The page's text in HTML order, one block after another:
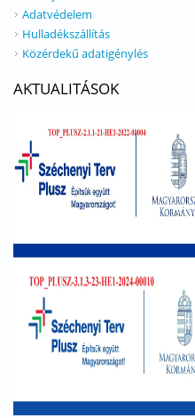
Adatvédelem
Hulladékszállítás
Közérdekű adatigénylés
AKTUALITÁSOK